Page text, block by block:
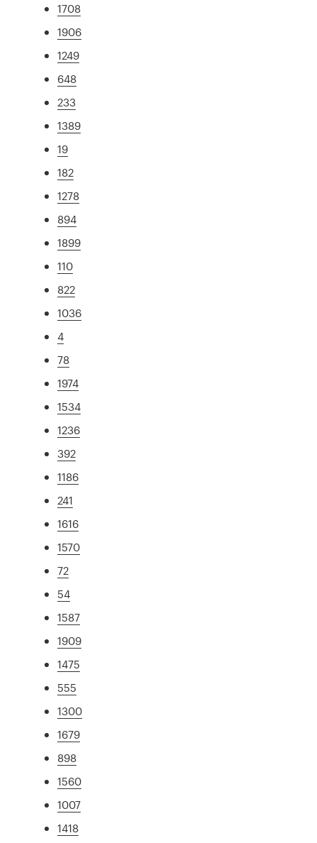
1708
1906
1249
648
233
1389
19
182
1278
894
1899
110
822
1036
4
78
1974
1534
1236
392
1186
241
1616
1570
72
54
1587
1909
1475
555
1300
1679
898
1560
1007
1418